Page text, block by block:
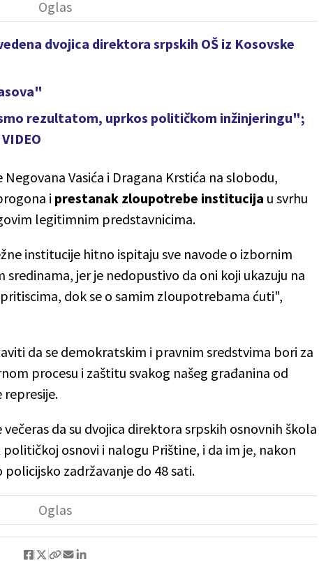
dvojica direktora srpskih OŠ iz Kosovske
rezultatom, uprkos političkom inžinjeringu";
Vasića i Dragana Krstića na slobodu,
i prestanak zloupotrebe institucija u svrhu
legitimnim predstavnicima.
institucije hitno ispitaju sve navode o izbornim
sredinama, jer je nedopustivo da oni koji ukazuju na
dok se o samim zloupotrebama ćuti",
da se demokratskim i pravnim sredstvima bori za
procesu i zaštitu svakog našeg građanina od
da su dvojica direktora srpskih osnovnih škola
osnovi i nalogu Prištine, i da im je, nakon
zadržavanje do 48 sati.